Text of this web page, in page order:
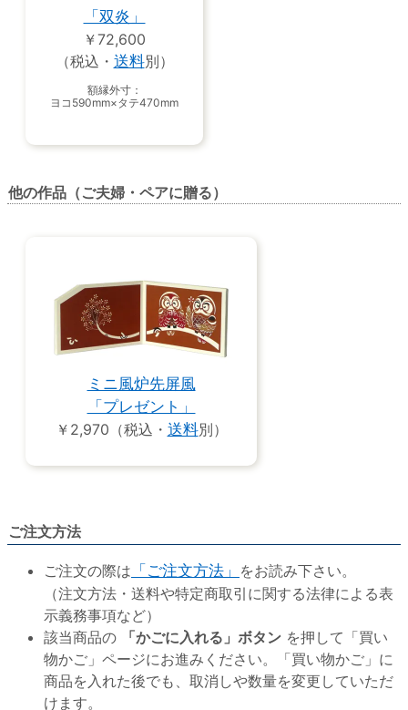
「双炎」
￥72,600
（税込・ 送料別）
額縁外寸：
ヨコ590mm×タテ470mm
他の作品（ご夫婦・ペアに贈る）
ミニ風炉先屏風
「プレゼント」
￥2,970（税込・ 送料別）
ご注文方法
ご注文の際は 「ご注文方法」 をお読み下さい。
（注文方法・送料や特定商取引に関する法律による表
示義務事項など）
該当商品の
「かごに入れる」ボタン を押して「買い
物かご」ページにお進みください。「買い物かご」に
商品を入れた後でも、取消しや数量を変更していただ
けます。